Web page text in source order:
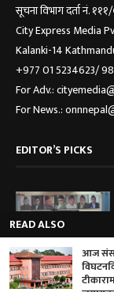
सूचना विभाग दर्ता नं.
City Express Media
Kalanki-14
+977 01 5234623/
For Adv.:
For News.:
EDITOR’S PICKS
READ ALSO
आज